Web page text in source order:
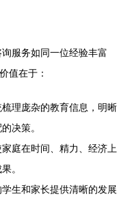
服务如同一位经验丰富
值在于：
梳理庞杂的教育信息，明晰
决策。
家庭在时间、精力、经济上
。
学生和家长提供清晰的发展